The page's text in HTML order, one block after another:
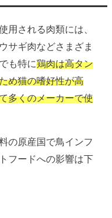
用される肉類には、
サギ肉などさまざま
も特に鶏肉は高タン
め猫の嗜好性が高
多くのメーカーで使
の原産国で鳥インフ
フードへの影響は下